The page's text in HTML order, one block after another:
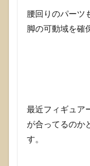
腰回りのパーツ
脚の可動域を確
最近フィギュア
が合ってるのか
す。